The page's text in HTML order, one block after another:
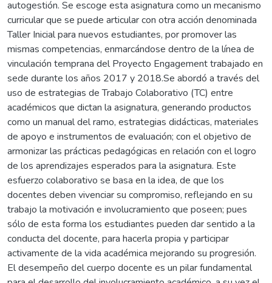
autogestión. Se escoge esta asignatura como un mecanismo
curricular que se puede articular con otra acción denominada
Taller Inicial para nuevos estudiantes, por promover las
mismas competencias, enmarcándose dentro de la línea de
vinculación temprana del Proyecto Engagement trabajado en
sede durante los años 2017 y 2018.Se abordó a través del
uso de estrategias de Trabajo Colaborativo (TC) entre
académicos que dictan la asignatura, generando productos
como un manual del ramo, estrategias didácticas, materiales
de apoyo e instrumentos de evaluación; con el objetivo de
armonizar las prácticas pedagógicas en relación con el logro
de los aprendizajes esperados para la asignatura. Este
esfuerzo colaborativo se basa en la idea, de que los
docentes deben vivenciar su compromiso, reflejando en su
trabajo la motivación e involucramiento que poseen; pues
sólo de esta forma los estudiantes pueden dar sentido a la
conducta del docente, para hacerla propia y participar
activamente de la vida académica mejorando su progresión.
El desempeño del cuerpo docente es un pilar fundamental